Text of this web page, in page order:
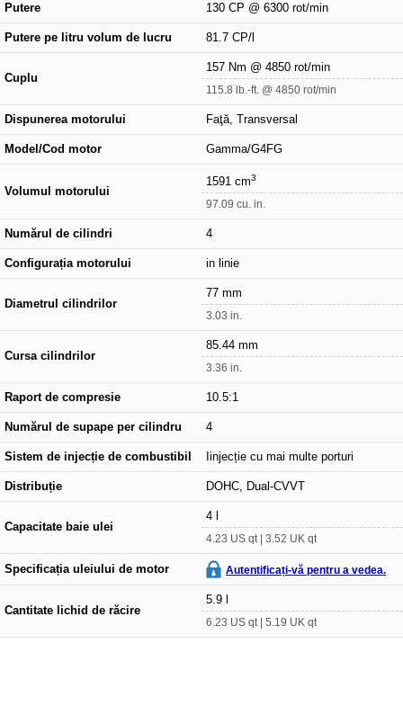
Putere 130 CP @ 6300 rot/min
Putere pe litru volum de lucru 81.7 CP/l
Cuplu
157 Nm @ 4850 rot/min
115.8 lb.-ft. @ 4850 rot/min
Dispunerea motorului Faţă, Transversal
Model/Cod motor Gamma/G4FG
Volumul motorului
1591 cm3
97.09 cu. in.
Numărul de cilindri 4
Configurația motorului in linie
Diametrul cilindrilor
77 mm
3.03 in.
Cursa cilindrilor
85.44 mm
3.36 in.
Raport de compresie 10.5:1
Numărul de supape per cilindru 4
Sistem de injecție de combustibil Iinjecție cu mai multe porturi
Distribuție DOHC, Dual-CVVT
Capacitate baie ulei
4 l
4.23 US qt | 3.52 UK qt
Specificația uleiului de motor Autentificați-vă pentru a vedea.
Cantitate lichid de răcire
5.9 l
6.23 US qt | 5.19 UK qt